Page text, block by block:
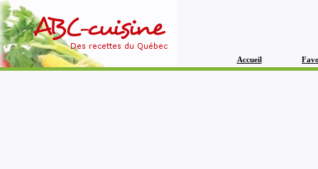
Accueil